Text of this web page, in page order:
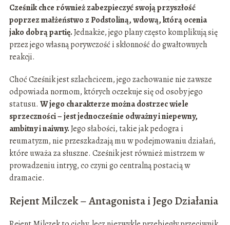
Cześnik chce również zabezpieczyć swoją przyszłość
poprzez małżeństwo z Podstoliną, wdową, którą ocenia
jako dobrą partię.Jednakże, jego plany często komplikują się
przez jego własną porywczość i skłonność do gwałtownych
reakcji.
Choć Cześnik jest szlachcicem, jego zachowanie nie zawsze
odpowiada normom, których oczekuje się od osoby jego
statusu. W jego charakterze można dostrzec wiele
sprzeczności – jest jednocześnie odważny i niepewny,
ambitny i naiwny.Jego słabości, takie jak pedogra i
reumatyzm, nie przeszkadzają mu w podejmowaniu działań,
które uważa za słuszne. Cześnik jest również mistrzem w
prowadzeniu intryg, co czyni go centralną postacią w
dramacie.
Rejent Milczek – Antagonista i Jego Działania